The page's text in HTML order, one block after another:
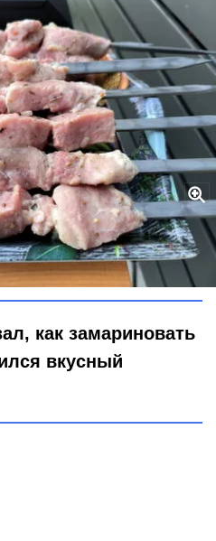
из лука превращает обычный
шедевр
Maksim Konstantinov
как замариновать
вкусный